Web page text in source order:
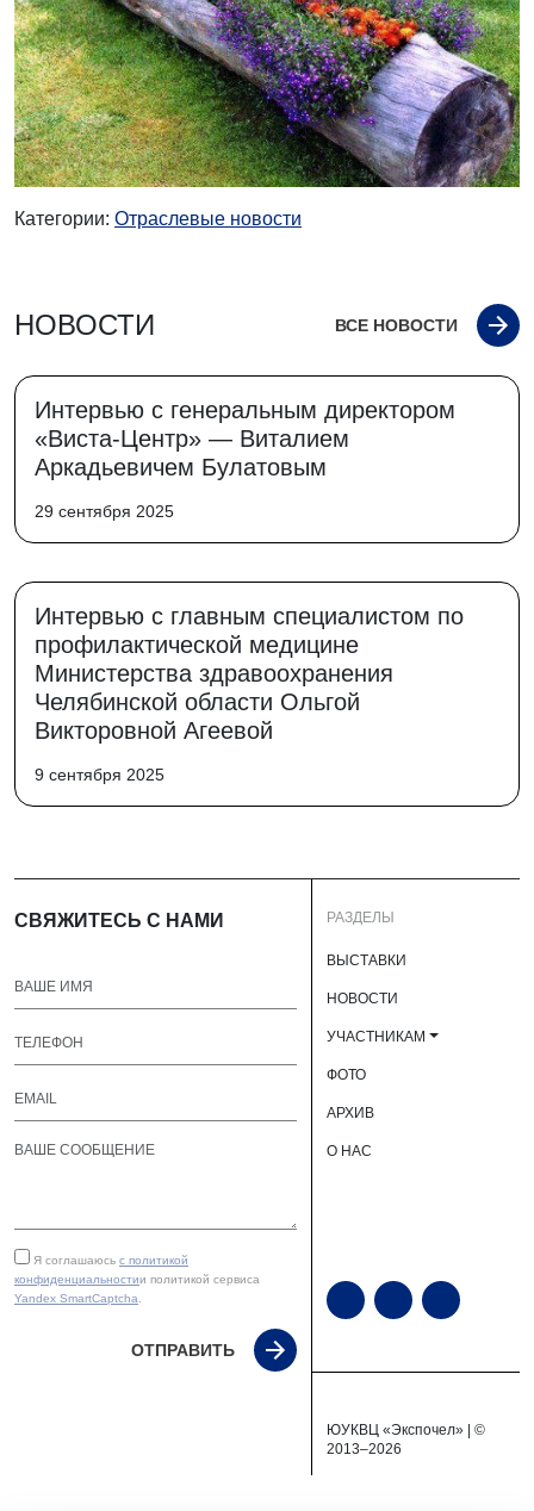
Категории: Отраслевые новости
НОВОСТИ ВСЕ НОВОСТИ
Интервью с генеральным директором
«Виста-Центр» — Виталием
Аркадьевичем Булатовым
29 сентября 2025
Интервью с главным специалистом по
профилактической медицине
Министерства здравоохранения
Челябинской области Ольгой
Викторовной Агеевой
9 сентября 2025
СВЯЖИТЕСЬ С НАМИ
Я соглашаюсь с политикой
конфиденциальностии политикой сервиса
Yandex SmartCaptcha
ОТПРАВИТЬ
РАЗДЕЛЫ
ВЫСТАВКИ
НОВОСТИ
УЧАСТНИКАМ
ФОТО
АРХИВ
О НАС
ЮУКВЦ «Экспочел» | ©
2013–2026